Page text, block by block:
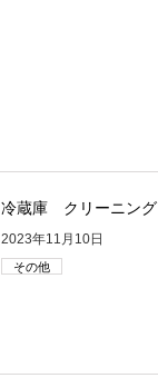
冷蔵庫 クリーニング
2023年11月10日
その他